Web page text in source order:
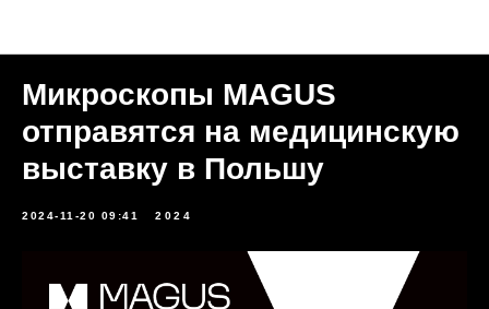
Микроскопы MAGUS
отправятся на медицинскую
выставку в Польшу
2024-11-20 09:41 2024